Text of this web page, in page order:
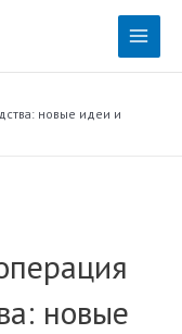
Main
новые идеи и
новые